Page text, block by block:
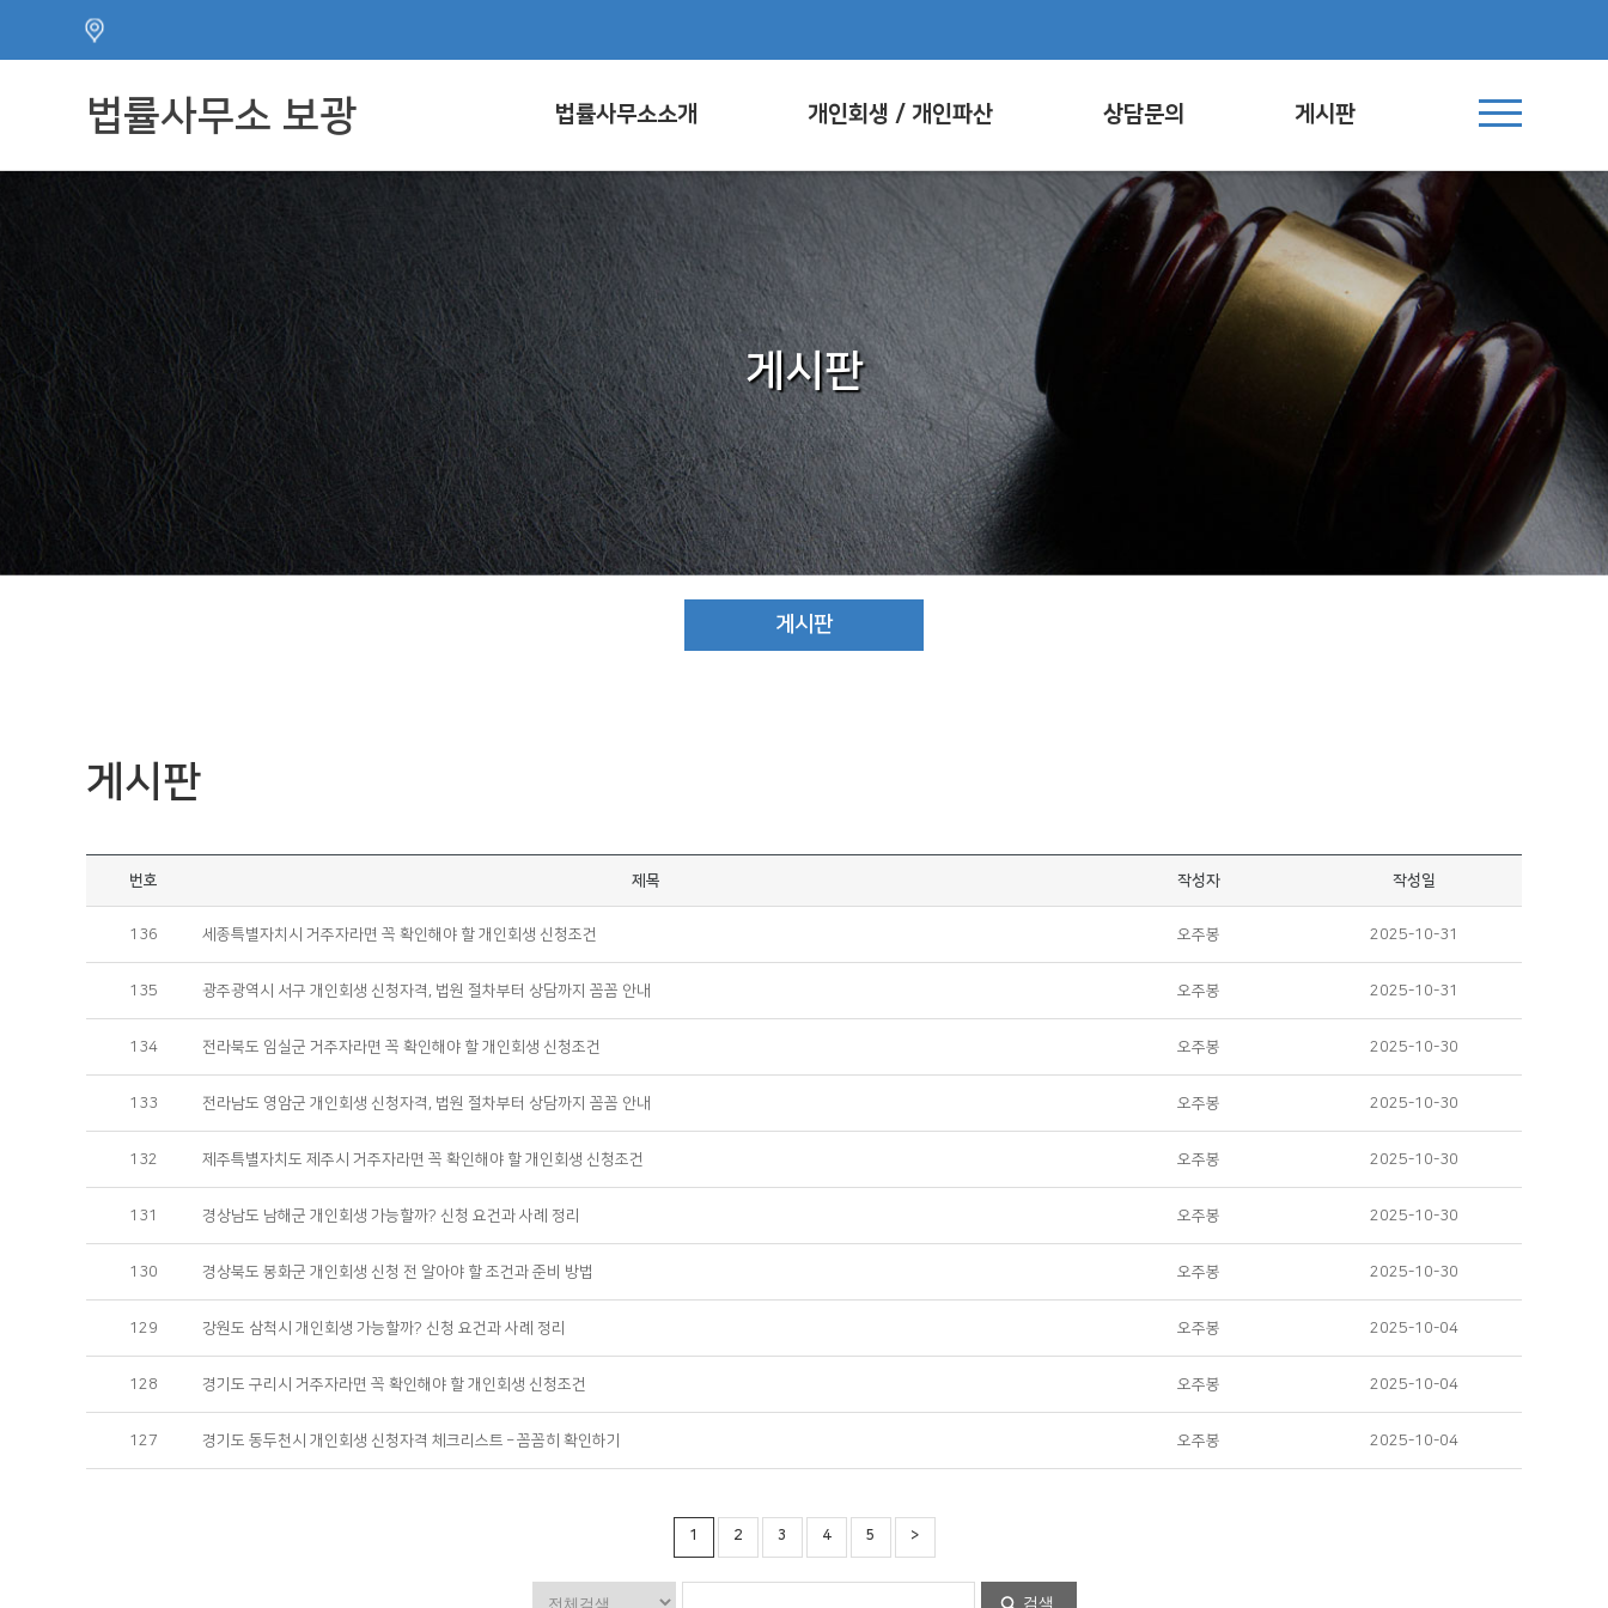
법률사무소 보광 법률사무소소개 개인회생 / 개인파산 상담문의 게시판
게시판
게시판
게시판
번호 제목 작성자 작성일
136 세종특별자치시 거주자라면 꼭 확인해야 할 개인회생 신청조건 오주봉 2025-10-31
135 광주광역시 서구 개인회생 신청자격, 법원 절차부터 상담까지 꼼꼼 안내 오주봉 2025-10-31
134 전라북도 임실군 거주자라면 꼭 확인해야 할 개인회생 신청조건 오주봉 2025-10-30
133 전라남도 영암군 개인회생 신청자격, 법원 절차부터 상담까지 꼼꼼 안내 오주봉 2025-10-30
132 제주특별자치도 제주시 거주자라면 꼭 확인해야 할 개인회생 신청조건 오주봉 2025-10-30
131 경상남도 남해군 개인회생 가능할까? 신청 요건과 사례 정리 오주봉 2025-10-30
130 경상북도 봉화군 개인회생 신청 전 알아야 할 조건과 준비 방법 오주봉 2025-10-30
129 강원도 삼척시 개인회생 가능할까? 신청 요건과 사례 정리 오주봉 2025-10-04
128 경기도 구리시 거주자라면 꼭 확인해야 할 개인회생 신청조건 오주봉 2025-10-04
127 경기도 동두천시 개인회생 신청자격 체크리스트 – 꼼꼼히 확인하기 오주봉 2025-10-04
1 2 3 4 5 >
검색